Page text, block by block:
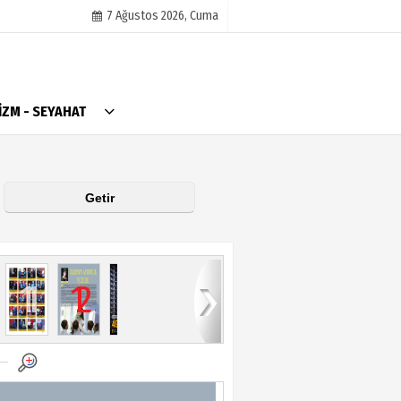
7 Ağustos 2026, Cuma
- SEYAHAT
AlanyaTime TV
Moovit
Künye
11 12